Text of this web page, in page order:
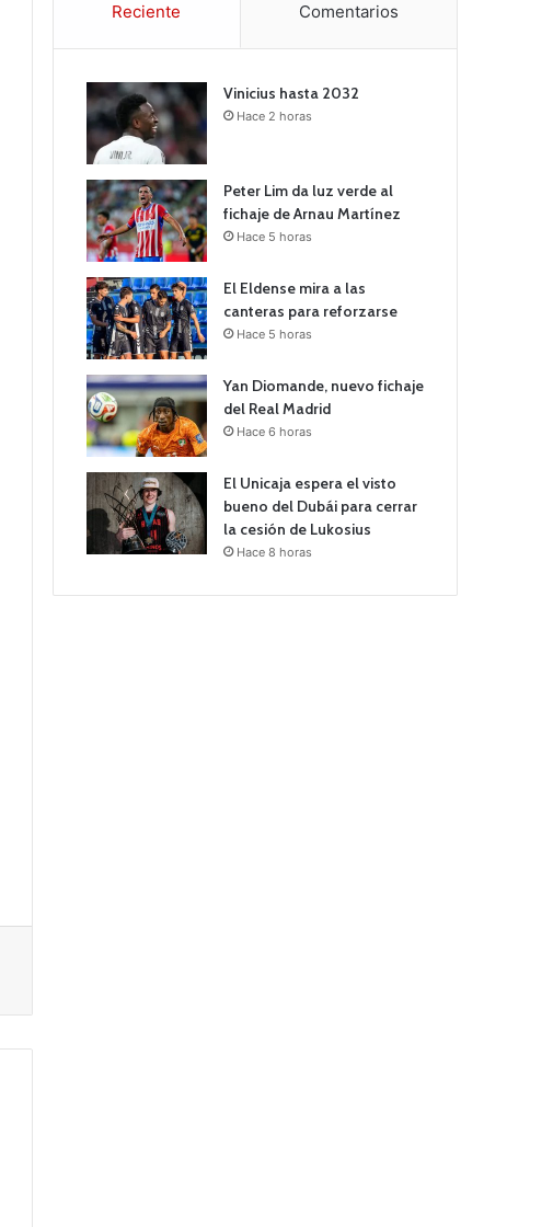
Reciente Comentarios
Vinicius hasta 2032
Hace 2 horas
Peter Lim da luz verde al
fichaje de Arnau Martínez
Hace 5 horas
El Eldense mira a las
canteras para reforzarse
Hace 5 horas
Yan Diomande, nuevo fichaje
del Real Madrid
Hace 6 horas
El Unicaja espera el visto
bueno del Dubái para cerrar
la cesión de Lukosius
Hace 8 horas